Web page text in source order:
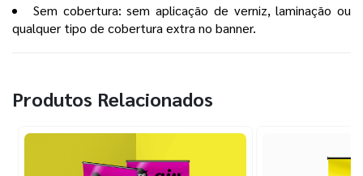
Sem cobertura: sem aplicação de verniz, laminação ou
qualquer tipo de cobertura extra no banner.
Produtos Relacionados